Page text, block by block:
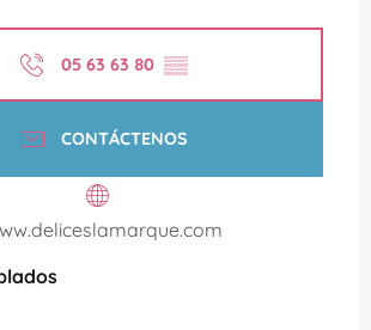
05 63 63 80 ▒▒
CONTÁCTENOS